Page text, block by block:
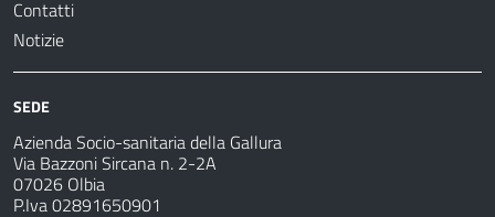
Contatti
Notizie
SEDE
Azienda Socio-sanitaria della Gallura
Via Bazzoni Sircana n. 2-2A
07026 Olbia
P.Iva 02891650901